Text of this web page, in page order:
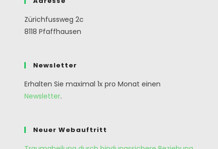
Zürichfussweg 2c
8118 Pfaffhausen
Newsletter
Erhalten Sie maximal 1x pro Monat einen
Newsletter.
Neuer Webauftritt